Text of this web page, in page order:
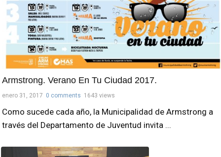
Armstrong. Verano En Tu Ciudad 2017.
enero 31, 2017 0 comments 1643 views
Como sucede cada año, la Municipalidad de Armstrong a
través del Departamento de Juventud invita ...